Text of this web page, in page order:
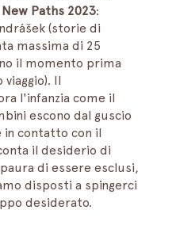
Paths 2023:
(storie di
massima di 25
il momento prima
Il
l'infanzia come il
escono dal guscio
contatto con il
il desiderio di
di essere esclusi,
disposti a spingerci
desiderato.